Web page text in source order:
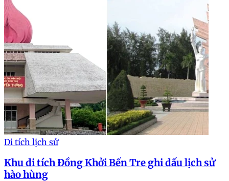
Di tích lịch sử
Khu di tích Đồng Khởi Bến Tre ghi dấu lịch sử
hào hùng